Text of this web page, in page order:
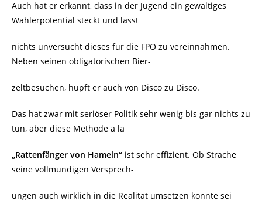
Auch hat er erkannt, dass in der Jugend ein gewaltiges
Wählerpotential steckt und lässt
nichts unversucht dieses für die FPÖ zu vereinnahmen.
Neben seinen obligatorischen Bier-
zeltbesuchen, hüpft er auch von Disco zu Disco.
Das hat zwar mit seriöser Politik sehr wenig bis gar nichts zu
tun, aber diese Methode a la
„Rattenfänger von Hameln“ ist sehr effizient. Ob Strache
seine vollmundigen Versprech-
ungen auch wirklich in die Realität umsetzen könnte sei